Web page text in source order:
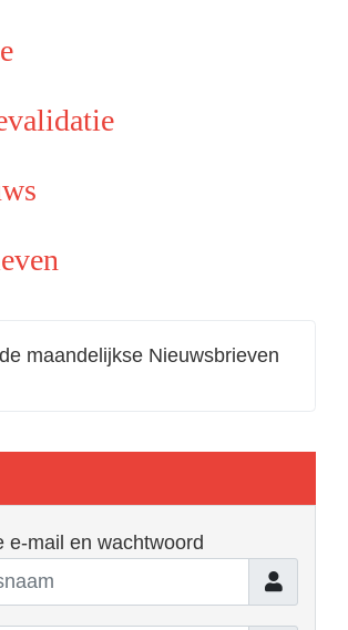
maandelijkse Nieuwsbrieven
e-mail en wachtwoord